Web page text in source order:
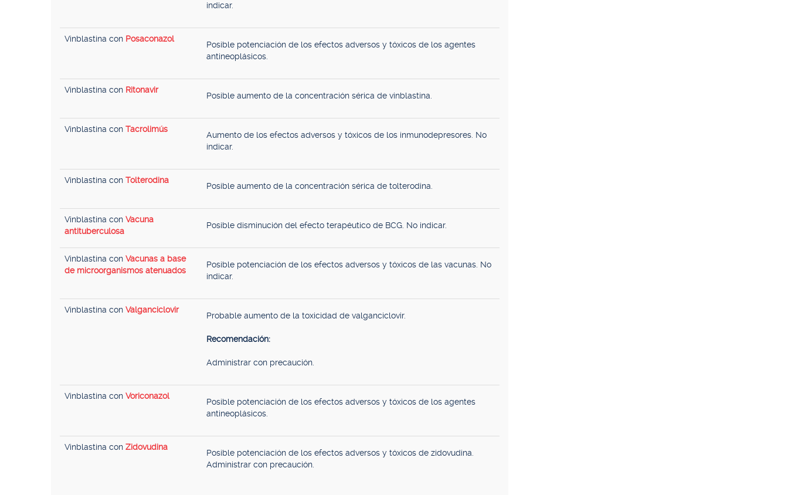
indicar.
Vinblastina con Posaconazol
Posible potenciación de los efectos adversos y tóxicos de los agentes
antineoplásicos.
Vinblastina con Ritonavir
Posible aumento de la concentración sérica de vinblastina.
Vinblastina con Tacrolimús
Aumento de los efectos adversos y tóxicos de los inmunodepresores. No
indicar.
Vinblastina con Tolterodina
Posible aumento de la concentración sérica de tolterodina.
Vinblastina con Vacuna
antituberculosa
Posible disminución del efecto terapéutico de BCG. No indicar.
Vinblastina con Vacunas a base
de microorganismos atenuados
Posible potenciación de los efectos adversos y tóxicos de las vacunas. No
indicar.
Vinblastina con Valganciclovir
Probable aumento de la toxicidad de valganciclovir.
Recomendación:
Administrar con precaución.
Vinblastina con Voriconazol
Posible potenciación de los efectos adversos y tóxicos de los agentes
antineoplásicos.
Vinblastina con Zidovudina
Posible potenciación de los efectos adversos y tóxicos de zidovudina.
Administrar con precaución.